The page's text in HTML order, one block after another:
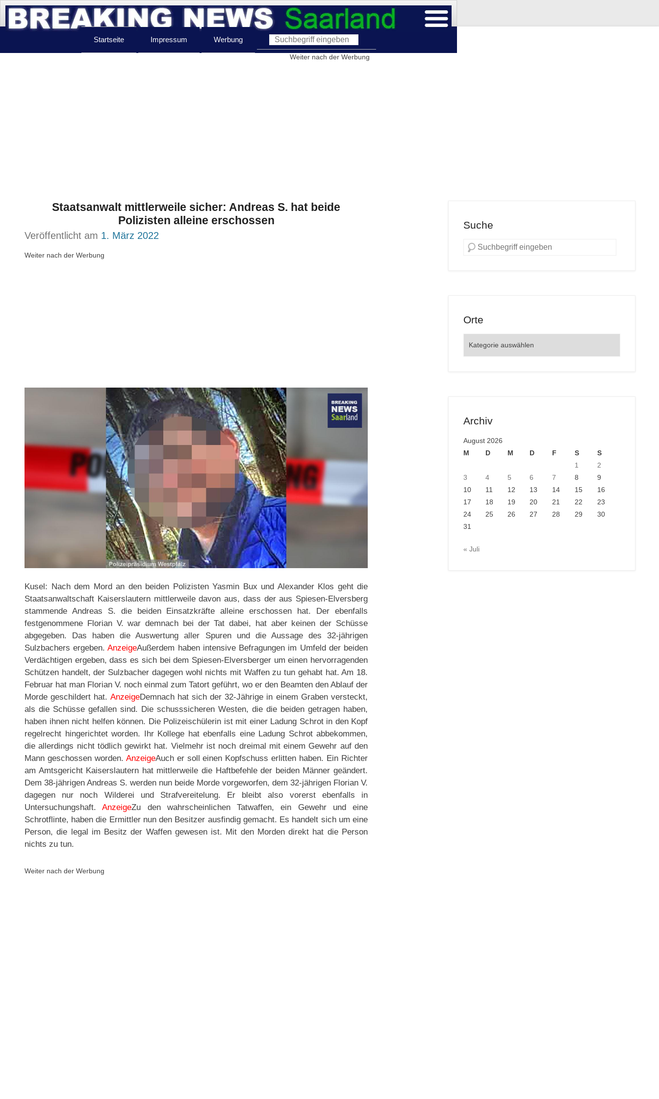
Startseite Impressum Werbung
Weiter nach der Werbung
Staatsanwalt mittlerweile sicher: Andreas S. hat beide
Polizisten alleine erschossen
Veröffentlicht am 1. März 2022
Weiter nach der Werbung
Kusel: Nach dem Mord an den beiden Polizisten Yasmin Bux und Alexander Klos geht die
Staatsanwaltschaft Kaiserslautern mittlerweile davon aus, dass der aus Spiesen-Elversberg
stammende Andreas S. die beiden Einsatzkräfte alleine erschossen hat. Der ebenfalls
festgenommene Florian V. war demnach bei der Tat dabei, hat aber keinen der Schüsse
abgegeben. Das haben die Auswertung aller Spuren und die Aussage des 32-jährigen
Sulzbachers ergeben.AnzeigeAußerdem haben intensive Befragungen im Umfeld der beiden
Verdächtigen ergeben, dass es sich bei dem Spiesen-Elversberger um einen hervorragenden
Schützen handelt, der Sulzbacher dagegen wohl nichts mit Waffen zu tun gehabt hat. Am 18.
Februar hat man Florian V. noch einmal zum Tatort geführt, wo er den Beamten den Ablauf der
Morde geschildert hat. AnzeigeDemnach hat sich der 32-Jährige in einem Graben versteckt,
als die Schüsse gefallen sind. Die schusssicheren Westen, die die beiden getragen haben,
haben ihnen nicht helfen können. Die Polizeischülerin ist mit einer Ladung Schrot in den Kopf
regelrecht hingerichtet worden. Ihr Kollege hat ebenfalls eine Ladung Schrot abbekommen,
die allerdings nicht tödlich gewirkt hat. Vielmehr ist noch dreimal mit einem Gewehr auf den
Mann geschossen worden. AnzeigeAuch er soll einen Kopfschuss erlitten haben. Ein Richter
am Amtsgericht Kaiserslautern hat mittlerweile die Haftbefehle der beiden Männer geändert.
Dem 38-jährigen Andreas S. werden nun beide Morde vorgeworfen, dem 32-jährigen Florian V.
dagegen nur noch Wilderei und Strafvereitelung. Er bleibt also vorerst ebenfalls in
Untersuchungshaft.AnzeigeZu den wahrscheinlichen Tatwaffen, ein Gewehr und eine
Schrotflinte, haben die Ermittler nun den Besitzer ausfindig gemacht. Es handelt sich um eine
Person, die legal im Besitz der Waffen gewesen ist. Mit den Morden direkt hat die Person
nichts zu tun.
Weiter nach der Werbung
Suche
Orte
Archiv
August 2026
M
D M D F S
S
1
2
3
4 5 6 7 8
9
10
11 12 13 14 15
16
17
18 19 20 21 22
23
24
25 26 27 28 29
30
31
« Juli